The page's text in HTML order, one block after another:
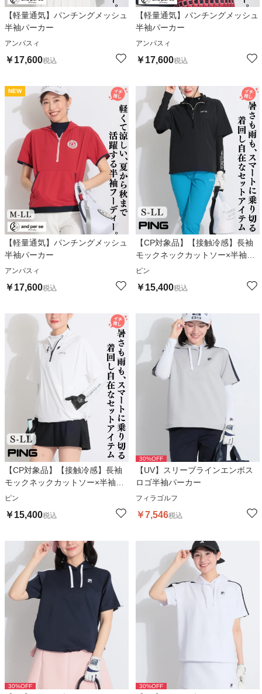
【軽量通気】パンチングメッシュ
半袖パーカー
アンパスィ
￥17,600税込
【軽量通気】パンチングメッシュ
半袖パーカー
アンパスィ
￥17,600税込
NEW
【軽量通気】パンチングメッシュ
半袖パーカー
アンパスィ
￥17,600税込
【CP対象品】【接触冷感】長袖
モックネックカットソー×半袖ス
ニードセット
ピン
￥15,400税込
【CP対象品】【接触冷感】長袖
モックネックカットソー×半袖ス
ニードセット
ピン
￥15,400税込
30%OFF
【UV】スリーブラインエンボス
ロゴ半袖パーカー
フィラゴルフ
￥7,546税込
30%OFF 30%OFF